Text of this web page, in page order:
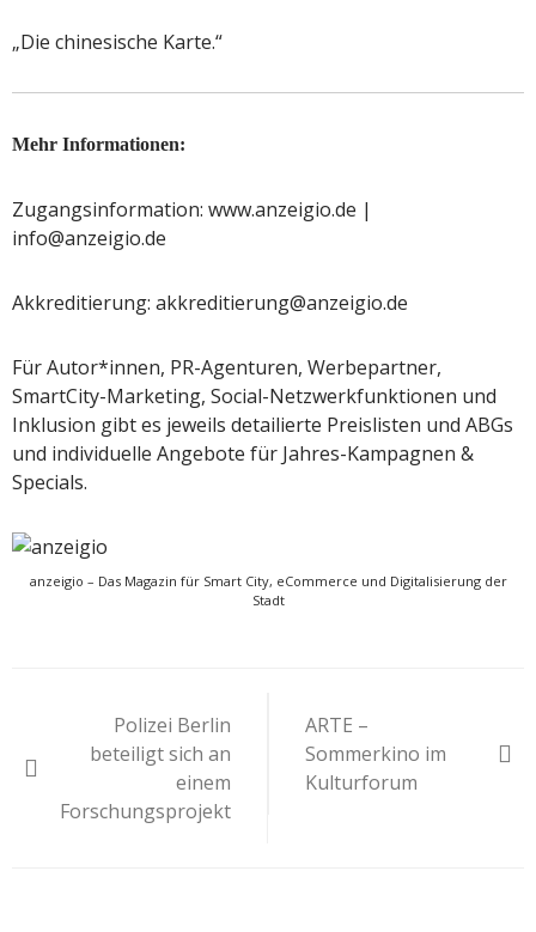
„Die chinesische Karte.“
Mehr Informationen:
Zugangsinformation: www.anzeigio.de |
info@anzeigio.de
Akkreditierung: akkreditierung@anzeigio.de
Für Autor*innen, PR-Agenturen, Werbepartner,
SmartCity-Marketing, Social-Netzwerkfunktionen und
Inklusion gibt es jeweils detailierte Preislisten und ABGs
und individuelle Angebote für Jahres-Kampagnen &
Specials.
anzeigio – Das Magazin für Smart City, eCommerce und Digitalisierung der
Stadt
Polizei Berlin
beteiligt sich an
einem
Forschungsprojekt
ARTE –
Sommerkino im
Kulturforum